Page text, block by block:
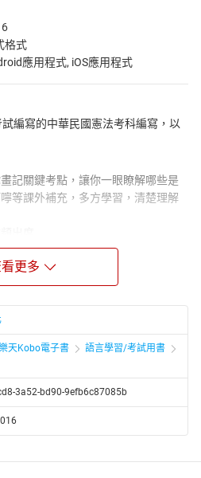
格式
應用程式, iOS應用程式
編寫的中華民國憲法考科編寫，以
記關鍵考點，讓你一眼瞭解哪些是
等課外補充，多方學習，清楚理解
花在刀口上，你可將時間投資在最
頻出度高的章節多加複習！
提供掃描，立即連結至全國法規資料
過法規更新！
憲法以及增修憲法條文依序排列，
及警察考試試題
法規增修調整解答，舊題新解，強
覽無遺！
更多
天Kobo電子書
語言學習/考試用書
3a52-bd90-9efb6c87085b